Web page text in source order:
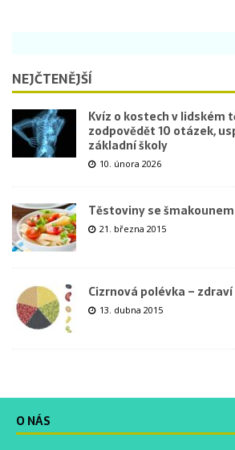
NEJČTENĚJŠÍ
Kvíz o kostech v lidském
zodpovědět 10 otázek,
základní školy
10. února 2026
Těstoviny se šmakounem
21. března 2015
Cizrnová polévka –
13. dubna 2015
O NÁS